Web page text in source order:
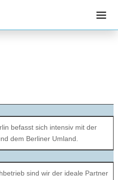
befasst sich intensiv mit der
dem Berliner Umland.
sind wir der ideale Partner